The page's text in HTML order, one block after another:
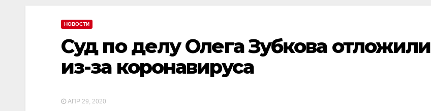
НОВОСТИ
Суд по делу Олега Зубкова отложили
из-за коронавируса
АПР 29, 2020